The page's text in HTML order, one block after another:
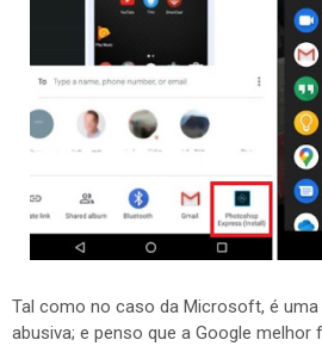
Tal como no caso da Microsoft, é
abusiva; e penso que a Google melhor